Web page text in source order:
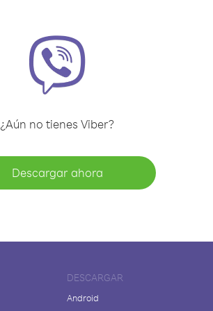
¿Aún no tienes Viber?
Descargar ahora
DESCARGAR
Android